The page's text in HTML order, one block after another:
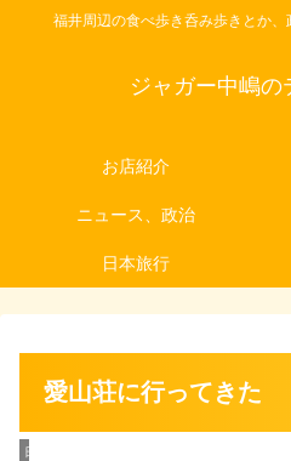
福井周辺の食べ歩き呑み歩きとか
ジャガー中嶋の
お店紹介
ニュース、政治
日本旅行
愛山荘に行ってきた
日々の出来事